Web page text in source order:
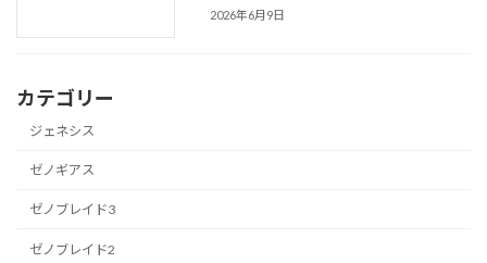
2026年6月9日
カテゴリー
ジェネシス
ゼノギアス
ゼノブレイド3
ゼノブレイド2